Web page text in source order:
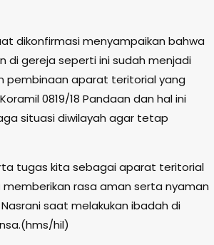
dikonfirmasi menyampaikan bahwa
di gereja seperti ini sudah menjadi
pembinaan aparat teritorial yang
0819/18 Pandaan dan hal ini
situasi diwilayah agar tetap
tugas kita sebagai aparat teritorial
rasa aman serta nyaman
saat melakukan ibadah di
hil)